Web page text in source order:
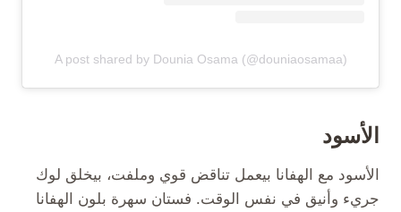
A post shared by Dounia Osama (@douniaosamaa)
الأسود
الأسود مع الهفانا بيعمل تناقض قوي وملفت، بيخلق لوك
جريء وأنيق في نفس الوقت. فستان سهرة بلون الهفانا